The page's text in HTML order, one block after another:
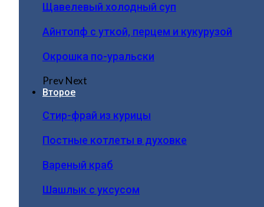
Щавелевый холодный суп
Айнтопф с уткой, перцем и кукурузой
Окрошка по-уральски
PrevNext
Второе
Стир-фрай из курицы
Постные котлеты в духовке
Вареный краб
Шашлык с уксусом